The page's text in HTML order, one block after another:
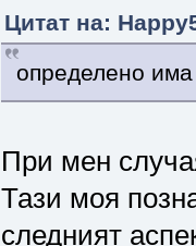
Цитат на:
определено
При мен
Тази моя
следният